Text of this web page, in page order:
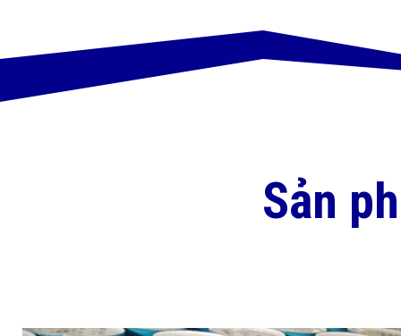
Sản